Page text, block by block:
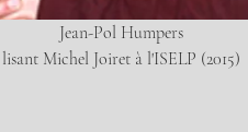
Jean-Pol Humpers
lisant Michel Joiret à l'ISELP (2015)